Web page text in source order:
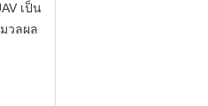
เป็น
วลผล